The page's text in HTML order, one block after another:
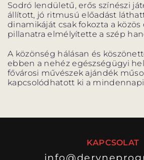
ELŐADÁSOK
ELŐADÁSOK
JEGYVÁSÁRLÁS
Sodró lendületű, erős színészi
állított, jó ritmusú előadást
dinamikáját csak fokozta a közös
pillanatra elmélyítette a szép
A közönség hálásan és
ebben a nehéz egészségügyi
fővárosi művészek ajándék
kapcsolódhatott ki a
KAPCSOLAT